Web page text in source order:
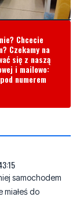
Chcecie
Czekamy na
się z naszą
i mailowo:
numerem
samochodem
miałeś do